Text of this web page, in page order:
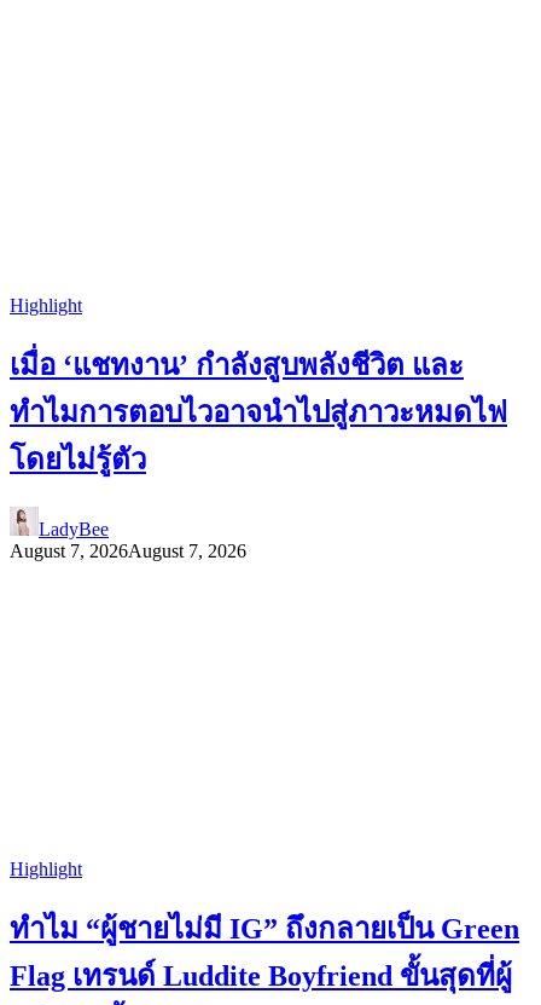
Highlight
เมื่อ ‘แชทงาน’ กำลังสูบพลังชีวิต และ
ทำไมการตอบไวอาจนำไปสู่ภาวะหมดไฟ
โดยไม่รู้ตัว
LadyBee
August 7, 2026August 7, 2026
Highlight
ทำไม “ผู้ชายไม่มี IG” ถึงกลายเป็น Green
Flag เทรนด์ Luddite Boyfriend ขั้นสุดที่ผู้